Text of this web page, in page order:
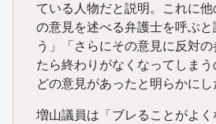
ている人物だと説明。これに
の意見を述べる弁護士を呼ぶと
う」「さらにその意見に反対
たら終わりがなくなってしま
どの意見があったと明らかにし
増山議員は「ブレることがよく